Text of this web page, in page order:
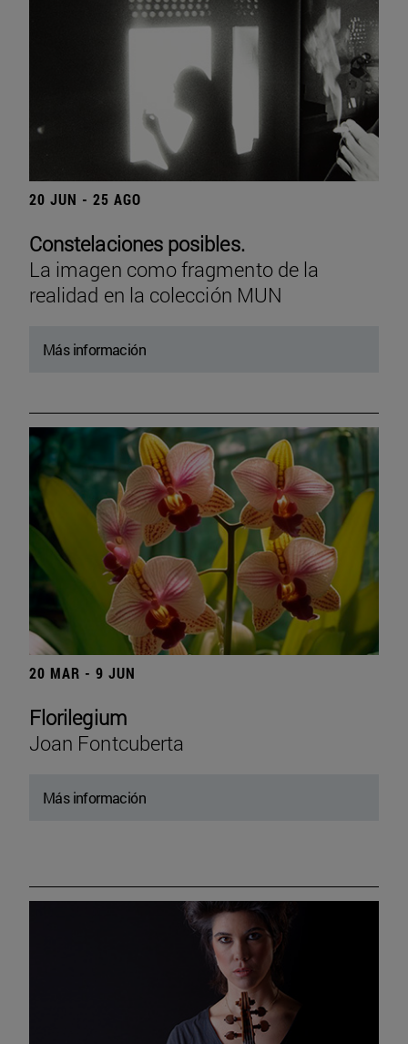
20 JUN - 25 AGO
Constelaciones posibles.
La imagen como fragmento de la
realidad en la colección MUN
Más información
20 MAR - 9 JUN
Florilegium
Joan Fontcuberta
Más información